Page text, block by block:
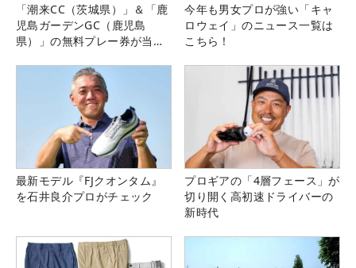
「潮来CC（茨城県）」＆「鹿
児島ガーデンGC（鹿児島
県）」の無料プレー券が当た
今年も男女プロが強い「キャ
ロウェイ」のニュース一覧は
こちら！
最新モデル『FJクオンタム』
を石井良介プロがチェック
プロギアの「4層フェース」が
切り開く高初速ドライバーの
新時代